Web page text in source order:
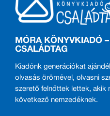
MÓRA KÖNYVKIADÓ
CSALÁDTAG
Kiadónk generációkat
olvasás örömével, olvasni
szerető felnőttek lettek, akik
következő nemzedéknek.